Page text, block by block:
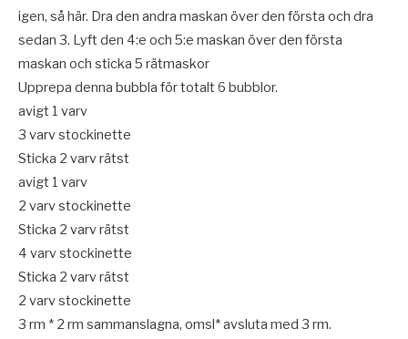
igen, så här. Dra den andra maskan över den första och dra
sedan 3. Lyft den 4:e och 5:e maskan över den första
maskan och sticka 5 rätmaskor
Upprepa denna bubbla för totalt 6 bubblor.
avigt 1 varv
3 varv stockinette
Sticka 2 varv rätst
avigt 1 varv
2 varv stockinette
Sticka 2 varv rätst
4 varv stockinette
Sticka 2 varv rätst
2 varv stockinette
3 rm * 2 rm sammanslagna, omsl* avsluta med 3 rm.